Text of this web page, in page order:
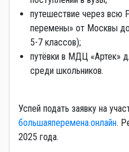
путешествие через всю
перемены» от Москвы
5-7 классов);
путёвки в МДЦ «Артек»
среди школьников.
Успей подать заявку на
большаяперемена.онлайн.
2025 года.